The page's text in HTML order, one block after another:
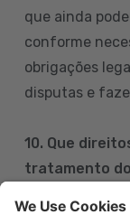
que ainda
conforme
obrigações
disputas e
10. Que
tratamento